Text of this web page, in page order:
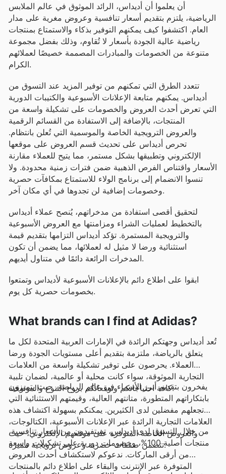
أن يعلموا أن أديداس، الرائد الموثوق في عالم الملابس
الرياضية، يلتزم بتقديم أسعار تنافسية وعروض مغرية على مدار
العام. اكتشفوا كيف يمكنهم التوفير بذكاء والاستمتاع بمنتجات
رياضية عالية الجودة بأسعار لا تُقاوم، وذلك بفضل مجموعة
متنوعة من الخصومات والمبادرات المصممة خصيصًا لعملائهم
الكرام.
تتعدد الطرق التي تمكنهم من توفير المزيد عند التسوق من
أديداس. يمكنهم متابعة الإعلانات الأسبوعية والكتيبات الدورية
التي تعرض أحدث العروض والخصومات على تشكيلة واسعة من
المنتجات، بالإضافة إلى الاستفادة من القسائم الرقمية
والعروض الترويجية الخاصة والموسمية التي تُعلن بانتظام.
تحرص أديداس على تحديث قسم العروض على موقعها
الإلكتروني وتطبيقها بشكل مستمر، مما يتيح للعملاء مقارنة
الأسعار واقتناص الفرص الذهبية ضمن فترات زمنية محدودة. ولا
تنسوا الانضمام إلى برنامج الولاء للاستمتاع بمكافآت حصرية
وخصومات إضافية لن تجدوها في أي مكان آخر.
لتحقيق أقصى استفادة من مدخراتهم، يُنصح عملاء أديداس
بالتخطيط لعمليات الشراء ومزامنتها مع العروض الأسبوعية
والترويجية المستمرة. تؤكد أديداس التزامها بتقديم قيمة
استثنائية ورضا لا مثيل له لعملائها، مما يضمن أن تكون
المدخرات الرائعة دائمًا في متناول أيديهم.
ابقوا على اطلاع دائم بالإعلانات الأسبوعية لأديداس وتمتعوا
بخصومات حصرية كل يوم.
What brands can I find at Adidas?
تُعد أديداس وجهتكم الرائدة في الإمارات العربية المتحدة لكل ما
يتعلق بالرياضة، ملتزمة بتقديم أعلى مستويات الجودة ورضا
العملاء. يحرصون على توفير تشكيلة واسعة من العلامات
التجارية الموثوقة، سواء كانت محلية أو عالمية، لضمان تلبية
كافة احتياجاتكم وتوقعاتكم بروح التنوع والموثوقية.
يفخرون بتقديم أبرز الأسماء في عالم الرياضة، حيث يتميزون
بابتكاراتهم المتطورة، متانتهم العالية، وقيمتهم الاستثنائية التي
تجعلهم مفضلين لدى الكثيرين. يمكنكم بسهولة اكتشاف هذه
العلامات التجارية الرائدة عبر الإعلانات الأسبوعية، الكتالوجات،
والعروض الخاصة المتوفرة على موقعهم الإلكتروني، حيث
تتضمن صفقات حصرية وعروض ترويجية مميزة.
من خلال التسوق لدى أديداس، تستفيدون من أسعار تنافسية،
منتجات أصلية 100%، وخصومات دورية على تشكيلات واسعة
من أرقى الماركات. ندعوكم لاستكشاف أحدث العروض
المتوفرة عبر الإنترنت والبقاء على اطلاع دائم بالمنتجات